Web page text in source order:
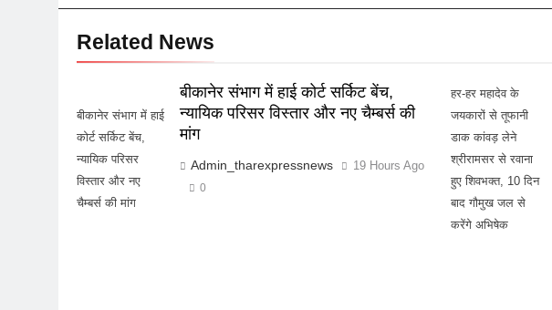
Related News
बीकानेर संभाग में हाई
कोर्ट सर्किट बेंच,
न्यायिक परिसर
विस्तार और नए
चैम्बर्स की मांग
बीकानेर संभाग में हाई कोर्ट सर्किट बेंच,
न्यायिक परिसर विस्तार और नए चैम्बर्स की
मांग
Admin_tharexpressnews 19 Hours Ago
0
हर-हर महादेव के
जयकारों से तूफानी
डाक कांवड़ लेने
श्रीरामसर से रवाना
हुए शिवभक्त, 10 दिन
बाद गौमुख जल से
करेंगे अभिषेक